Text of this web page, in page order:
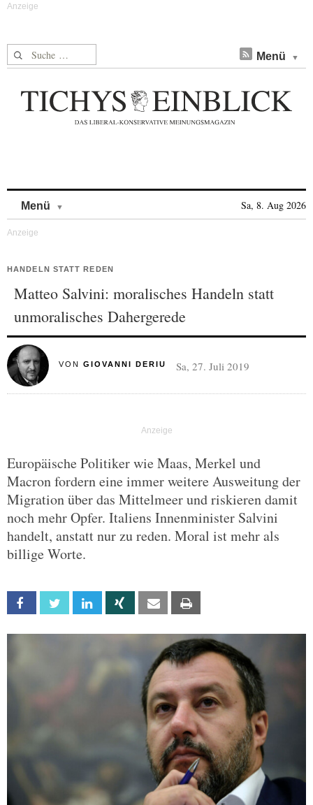
Suche nach: Menü
Menü Sa, 8. Aug 2026
HANDELN STATT REDEN
Matteo Salvini: moralisches Handeln statt
unmoralisches Dahergerede
VON GIOVANNI DERIU Sa, 27. Juli 2019
Europäische Politiker wie Maas, Merkel und
Macron fordern eine immer weitere Ausweitung der
Migration über das Mittelmeer und riskieren damit
noch mehr Opfer. Italiens Innenminister Salvini
handelt, anstatt nur zu reden. Moral ist mehr als
billige Worte.
Facebook Twitter Linkedin Xing Email